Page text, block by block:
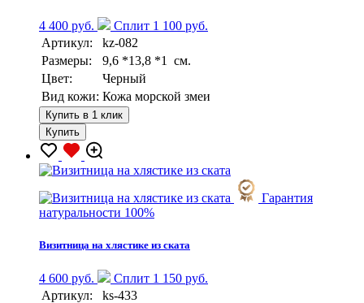
4 400 руб.
Сплит 1 100 руб.
Артикул:
kz-082
Размеры:
9,6 *13,8 *1 см.
Цвет:
Черный
Вид кожи: Кожа морской змеи
Купить в 1 клик
Купить
Гарантия
натуральности 100%
Визитница на хлястике из ската
4 600 руб.
Сплит 1 150 руб.
Артикул:
ks-433